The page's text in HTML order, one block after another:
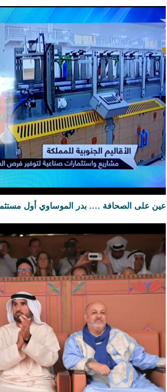
عين على الصحافة …. بدر الموساوي أول